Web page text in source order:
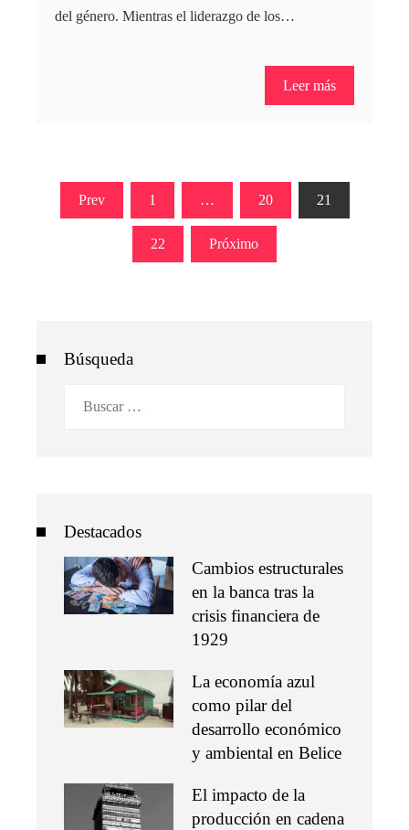
del género. Mientras el liderazgo de los…
Leer más
Paginación
Prev 1 … 20 21
22 Próximo
Búsqueda
Destacados
Cambios estructurales
en la banca tras la
crisis financiera de
1929
La economía azul
como pilar del
desarrollo económico
y ambiental en Belice
El impacto de la
producción en cadena